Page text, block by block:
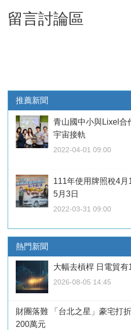
留言討論區
推薦新聞
青山國中小與Lixel合
宇宙接軌
2022-04-01 09:00
111年使用牌照稅4
5月3日
2022-03-31 09:00
熱門新聞
大幅去槓桿 日電貿有
2026-08-05 14:45
財團落難 「台北之星」豪宅打
200萬元